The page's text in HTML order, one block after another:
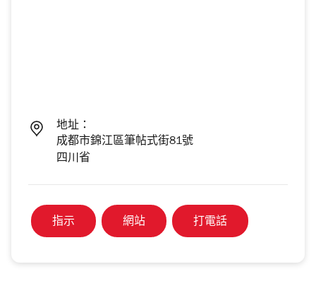
地址：
成都市錦江區筆帖式街81號
四川省
指示 網站 打電話